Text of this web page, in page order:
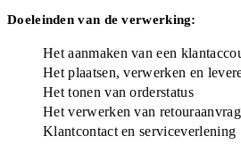
Doeleinden van de verwerking:
Het aanmaken van een
Het plaatsen, verwerken en
Het tonen van orderstatus
Het verwerken van
Klantcontact en serviceverlening